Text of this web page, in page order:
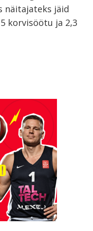
näitajateks jäid
korvisöötu ja 2,3